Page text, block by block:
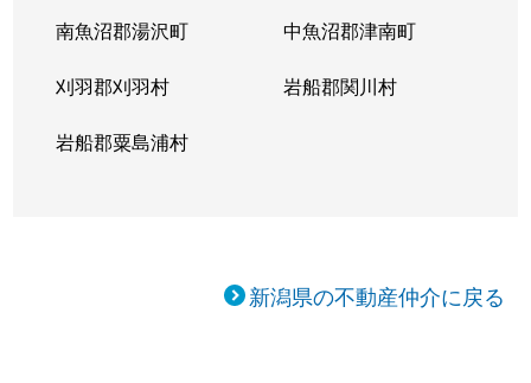
南魚沼郡湯沢町 中魚沼郡津南町
刈羽郡刈羽村 岩船郡関川村
岩船郡粟島浦村
新潟県の不動産仲介に戻る